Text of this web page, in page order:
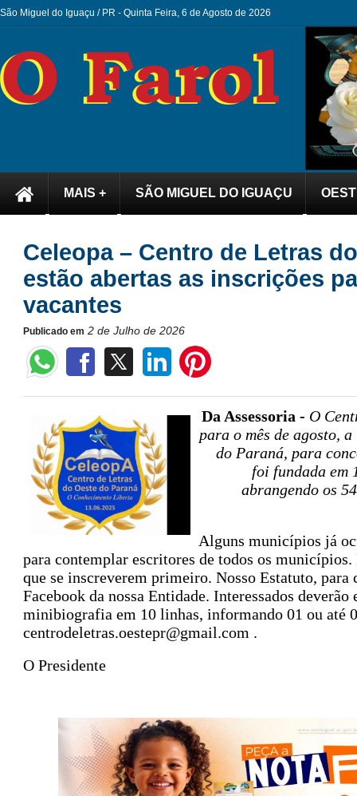
São Miguel do Iguaçu / PR - Quinta Feira, 6 de Agosto de 2026
MAIS + SÃO MIGUEL DO IGUAÇU
Celeopa – Centro de Letras
estão abertas as inscrições
vacantes
Publicado em 2 de Julho de 2026
Da Assessoria - O
para o mês de agosto,
do Paraná, para
foi fundada em
abrangendo os
Alguns municípios já
para contemplar escritores de todos os
que se inscreverem primeiro. Nosso Estatuto,
Facebook da nossa Entidade. Interessados
minibiografia em 10 linhas, informando 01 ou até
centrodeletras.oestepr@gmail.com .
O Presidente